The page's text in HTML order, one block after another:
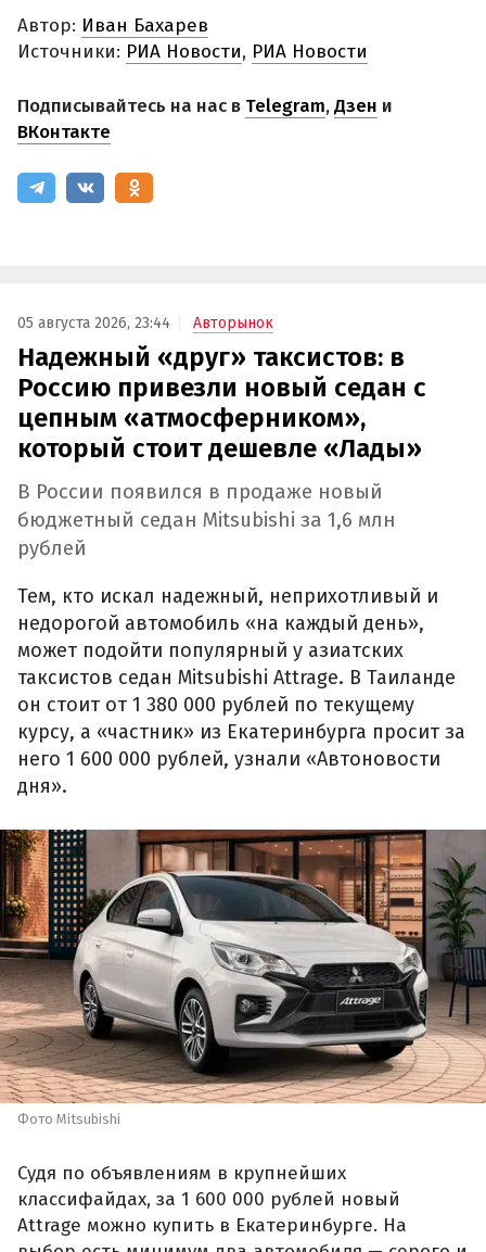
Автор: Иван Бахарев
Источники: РИА Новости, РИА Новости
Подписывайтесь на нас в Telegram,Дзен и
ВКонтакте
05 августа 2026, 23:44 Авторынок
Надежный «друг» таксистов: в
Россию привезли новый седан с
цепным «атмосферником»,
который стоит дешевле «Лады»
В России появился в продаже новый
бюджетный седан Mitsubishi за 1,6 млн
рублей
Тем, кто искал надежный, неприхотливый и
недорогой автомобиль «на каждый день»,
может подойти популярный у азиатских
таксистов седан Mitsubishi Attrage. В Таиланде
он стоит от 1 380 000 рублей по текущему
курсу, а «частник» из Екатеринбурга просит за
него 1 600 000 рублей, узнали «Автоновости
дня».
Фото Mitsubishi
Судя по объявлениям в крупнейших
классифайдах, за 1 600 000 рублей новый
Attrage можно купить в Екатеринбурге. На